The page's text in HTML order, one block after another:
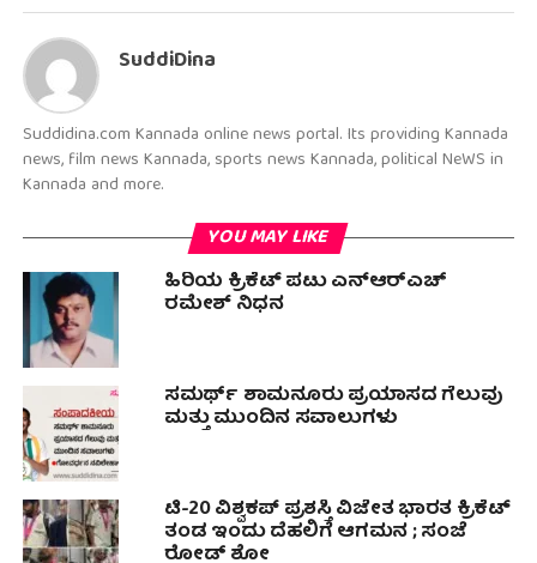
SuddiDina
Suddidina.com Kannada online news portal. Its providing Kannada
news, film news Kannada, sports news Kannada, political NeWS in
Kannada and more.
YOU MAY LIKE
ಹಿರಿಯ ಕ್ರಿಕೆಟ್ ಪಟು ಎನ್ಆರ್‌ಎಚ್
ರಮೇಶ್ ನಿಧನ
ಸಮರ್ಥ್ ಶಾಮನೂರು ಪ್ರಯಾಸದ ಗೆಲುವು
ಮತ್ತು ಮುಂದಿನ ಸವಾಲುಗಳು
ಟಿ-20 ವಿಶ್ವಕಪ್ ಪ್ರಶಸ್ತಿ ವಿಜೇತ ಭಾರತ ಕ್ರಿಕೆಟ್
ತಂಡ ಇಂದು ದೆಹಲಿಗೆ ಆಗಮನ ; ಸಂಜೆ
ರೋಡ್ ಶೋ